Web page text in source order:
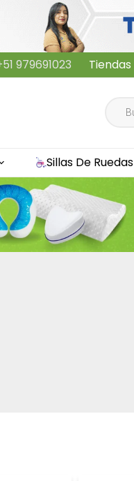
979691023 Tiendas
Sillas De Ruedas